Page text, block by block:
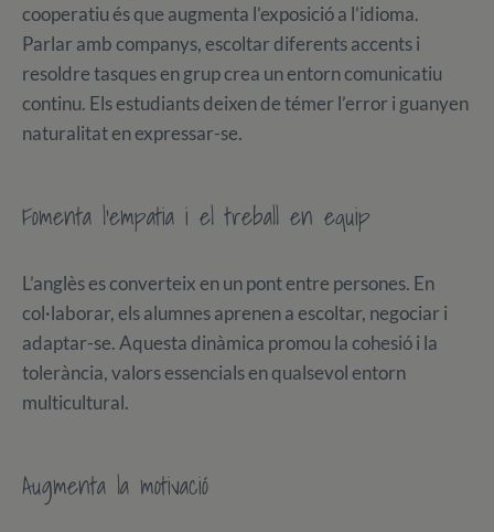
cooperatiu és que augmenta l’exposició a l’idioma.
Parlar amb companys, escoltar diferents accents i
resoldre tasques en grup crea un entorn comunicatiu
continu. Els estudiants deixen de témer l’error i guanyen
naturalitat en expressar-se.
Fomenta l’empatia i el treball en equip
L’anglès es converteix en un pont entre persones. En
col·laborar, els alumnes aprenen a escoltar, negociar i
adaptar-se. Aquesta dinàmica promou la cohesió i la
tolerància, valors essencials en qualsevol entorn
multicultural.
Augmenta la motivació